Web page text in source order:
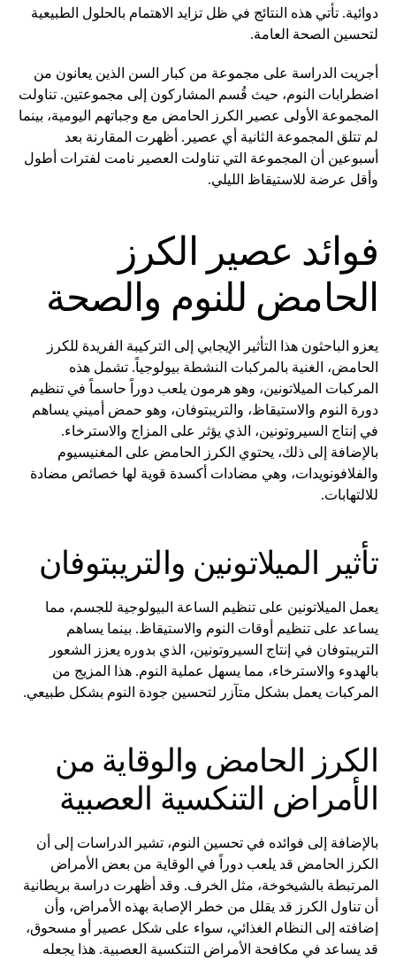
دوائية. تأتي هذه النتائج في ظل تزايد الاهتمام بالحلول الطبيعية
لتحسين الصحة العامة.
أجريت الدراسة على مجموعة من كبار السن الذين يعانون من
اضطرابات النوم، حيث قُسم المشاركون إلى مجموعتين. تناولت
المجموعة الأولى عصير الكرز الحامض مع وجباتهم اليومية، بينما
لم تتلق المجموعة الثانية أي عصير. أظهرت المقارنة بعد
أسبوعين أن المجموعة التي تناولت العصير نامت لفترات أطول
وأقل عرضة للاستيقاظ الليلي.
فوائد عصير الكرز
الحامض للنوم والصحة
يعزو الباحثون هذا التأثير الإيجابي إلى التركيبة الفريدة للكرز
الحامض، الغنية بالمركبات النشطة بيولوجياً. تشمل هذه
المركبات الميلاتونين، وهو هرمون يلعب دوراً حاسماً في تنظيم
دورة النوم والاستيقاظ، والتريبتوفان، وهو حمض أميني يساهم
في إنتاج السيروتونين، الذي يؤثر على المزاج والاسترخاء.
بالإضافة إلى ذلك، يحتوي الكرز الحامض على المغنيسيوم
والفلافونويدات، وهي مضادات أكسدة قوية لها خصائص مضادة
للالتهابات.
تأثير الميلاتونين والتريبتوفان
يعمل الميلاتونين على تنظيم الساعة البيولوجية للجسم، مما
يساعد على تنظيم أوقات النوم والاستيقاظ. بينما يساهم
التريبتوفان في إنتاج السيروتونين، الذي بدوره يعزز الشعور
بالهدوء والاسترخاء، مما يسهل عملية النوم. هذا المزيج من
المركبات يعمل بشكل متآزر لتحسين جودة النوم بشكل طبيعي.
الكرز الحامض والوقاية من
الأمراض التنكسية العصبية
بالإضافة إلى فوائده في تحسين النوم، تشير الدراسات إلى أن
الكرز الحامض قد يلعب دوراً في الوقاية من بعض الأمراض
المرتبطة بالشيخوخة، مثل الخرف. وقد أظهرت دراسة بريطانية
أن تناول الكرز قد يقلل من خطر الإصابة بهذه الأمراض، وأن
إضافته إلى النظام الغذائي، سواء على شكل عصير أو مسحوق،
قد يساعد في مكافحة الأمراض التنكسية العصبية. هذا يجعله